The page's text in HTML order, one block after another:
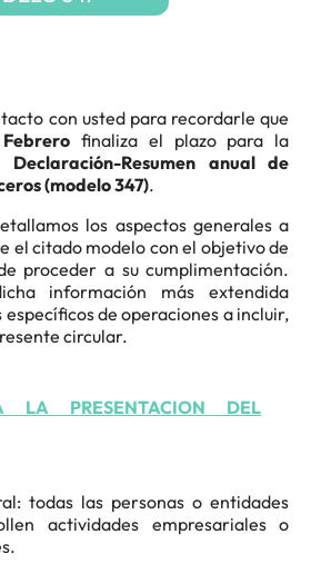
con usted para recordarle que
finaliza el plazo para la
Declaración-Resumen anual de
(modelo 347).
los aspectos generales a
el citado modelo con el objetivo de
proceder a su cumplimentación.
información más extendida
específicos de operaciones a incluir,
circular.
LA PRESENTACION DEL
todas las personas o entidades
actividades empresariales o